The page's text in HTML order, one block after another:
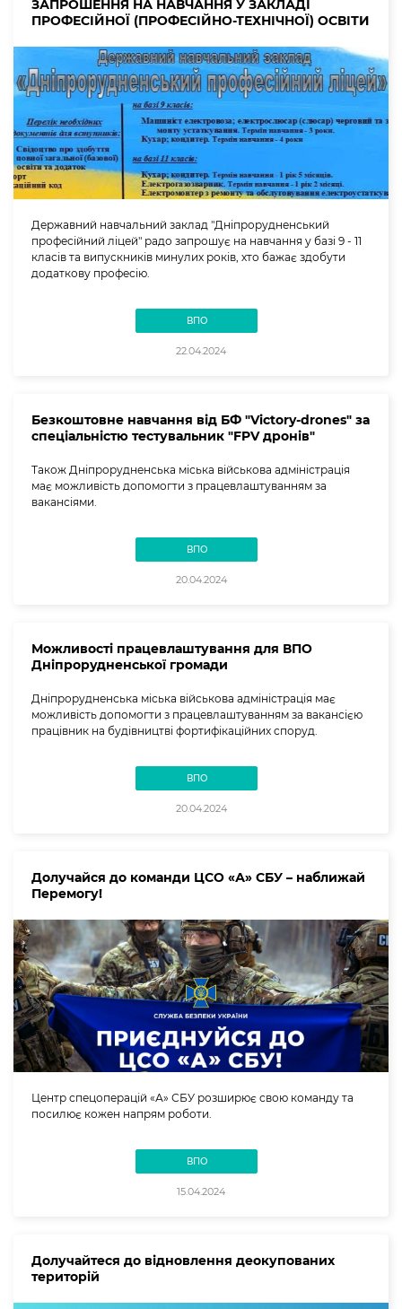
ЗАПРОШЕННЯ НА НАВЧАННЯ У ЗАКЛАДІ
ПРОФЕСІЙНОЇ (ПРОФЕСІЙНО-ТЕХНІЧНОЇ) ОСВІТИ
Державний навчальний заклад "Дніпрорудненський
професійний ліцей" радо запрошує на навчання у базі 9 - 11
класів та випускників минулих років, хто бажає здобути
додаткову професію.
ВПО
22.04.2024
Безкоштовне навчання від БФ "Victory-drones" за
спеціальністю тестувальник "FPV дронів"
Також Дніпрорудненська міська військова адміністрація
має можливість допомогти з працевлаштуванням за
вакансіями.
ВПО
20.04.2024
Можливості працевлаштування для ВПО
Дніпрорудненської громади
Дніпрорудненська міська військова адміністрація має
можливість допомогти з працевлаштуванням за вакансією
працівник на будівництві фортифікаційних споруд.
ВПО
20.04.2024
Долучайся до команди ЦСО «А» СБУ – наближай
Перемогу!
Центр спецоперацій «А» СБУ розширює свою команду та
посилює кожен напрям роботи.
ВПО
15.04.2024
Долучайтеся до відновлення деокупованих
територій